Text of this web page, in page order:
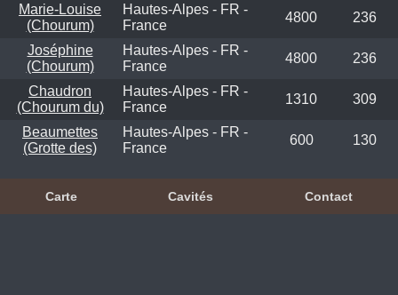
Marie-Louise
(Chourum)
Hautes-Alpes - FR -
France
4800 236
Joséphine
(Chourum)
Hautes-Alpes - FR -
France
4800 236
Chaudron
(Chourum du)
Hautes-Alpes - FR -
France
1310 309
Beaumettes
(Grotte des)
Hautes-Alpes - FR -
France
600 130
Carte Cavités Contact